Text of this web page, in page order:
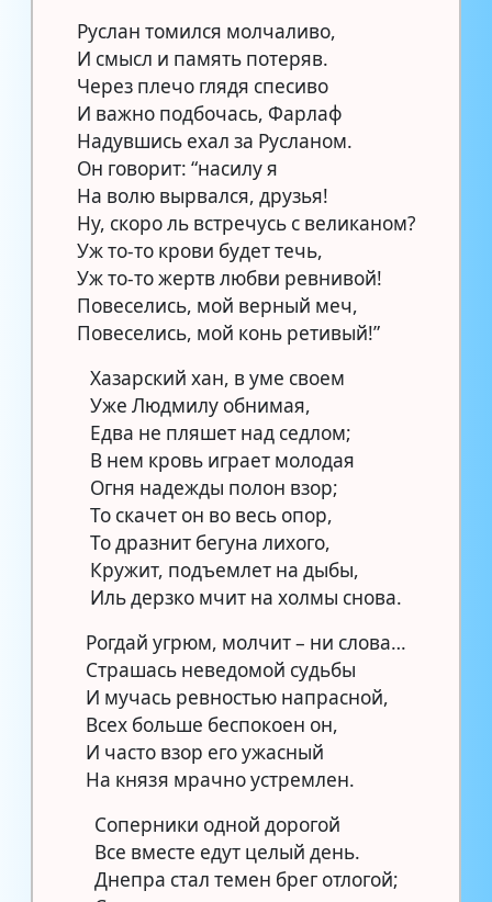
Руслан томился молчаливо,
И смысл и память потеряв.
Через плечо глядя спесиво
И важно подбочась, Фарлаф
Надувшись ехал за Русланом.
Он говорит: “насилу я
На волю вырвался, друзья!
Ну, скоро ль встречусь с великаном?
Уж то-то крови будет течь,
Уж то-то жертв любви ревнивой!
Повеселись, мой верный меч,
Повеселись, мой конь ретивый!”
Хазарский хан, в уме своем
Уже Людмилу обнимая,
Едва не пляшет над седлом;
В нем кровь играет молодая
Огня надежды полон взор;
То скачет он во весь опор,
То дразнит бегуна лихого,
Кружит, подъемлет на дыбы,
Иль дерзко мчит на холмы снова.
Рогдай угрюм, молчит – ни слова…
Страшась неведомой судьбы
И мучась ревностью напрасной,
Всех больше беспокоен он,
И часто взор его ужасный
На князя мрачно устремлен.
Соперники одной дорогой
Все вместе едут целый день.
Днепра стал темен брег отлогой;